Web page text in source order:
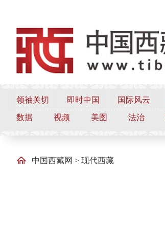
领袖关切 即时中国 国际风云
数据
视频 美图 法治
中国西藏网 > 现代西藏